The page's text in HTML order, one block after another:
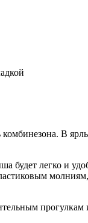
комбинезона. В
легко и